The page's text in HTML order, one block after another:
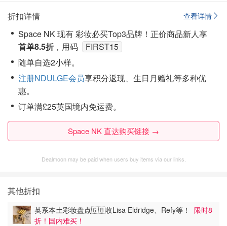
查看详情
折扣详情
Space NK 现有 彩妆必买Top3品牌！正价商品新人享
首单8.5折 ，用码
FIRST15
随单自选2小样。
注册NDULGE会员享积分返现、生日月赠礼等多种优
惠。
订单满£25英国境内免运费。
Space NK 直达购买链接 →
Dealmoon may be paid when users buy items via our links.
其他折扣
英系本土彩妆盘点🇬🇧收Lisa Eldridge、Refy等！ 限时8
折！国内难买！